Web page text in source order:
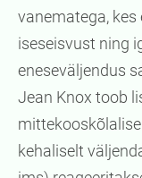
vanematega,
iseseisvust ning
eneseväljendus
Jean Knox toob
kehaliselt